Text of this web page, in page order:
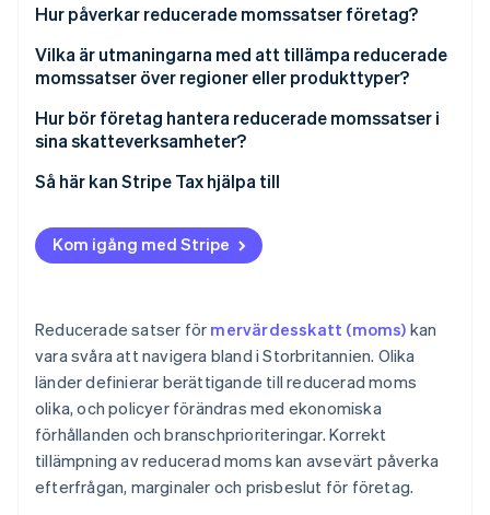
Hur påverkar reducerade momssatser företag?
Vilka är utmaningarna med att tillämpa reducerade
momssatser över regioner eller produkttyper?
Hur bör företag hantera reducerade momssatser i
sina skatteverksamheter?
Så här kan Stripe Tax hjälpa till
Kom igång med Stripe
Reducerade satser för mervärdesskatt (moms) kan
vara svåra att navigera bland i Storbritannien. Olika
länder definierar berättigande till reducerad moms
olika, och policyer förändras med ekonomiska
förhållanden och branschprioriteringar. Korrekt
tillämpning av reducerad moms kan avsevärt påverka
efterfrågan, marginaler och prisbeslut för företag.